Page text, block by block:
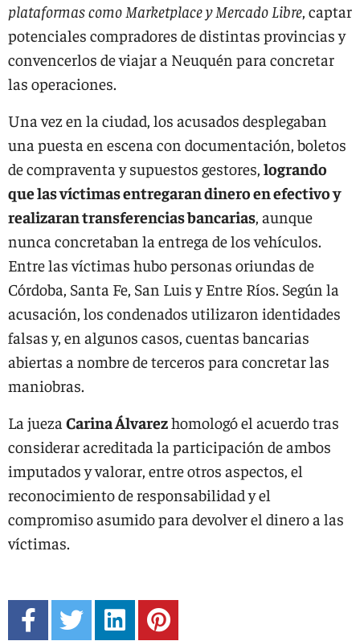
plataformas como Marketplace y Mercado Libre, captar
potenciales compradores de distintas provincias y
convencerlos de viajar a Neuquén para concretar
las operaciones.
Una vez en la ciudad, los acusados desplegaban
una puesta en escena con documentación, boletos
de compraventa y supuestos gestores, logrando
que las víctimas entregaran dinero en efectivo y
realizaran transferencias bancarias, aunque
nunca concretaban la entrega de los vehículos.
Entre las víctimas hubo personas oriundas de
Córdoba, Santa Fe, San Luis y Entre Ríos. Según la
acusación, los condenados utilizaron identidades
falsas y, en algunos casos, cuentas bancarias
abiertas a nombre de terceros para concretar las
maniobras.
La jueza Carina Álvarezhomologó el acuerdo tras
considerar acreditada la participación de ambos
imputados y valorar, entre otros aspectos, el
reconocimiento de responsabilidad y el
compromiso asumido para devolver el dinero a las
víctimas.